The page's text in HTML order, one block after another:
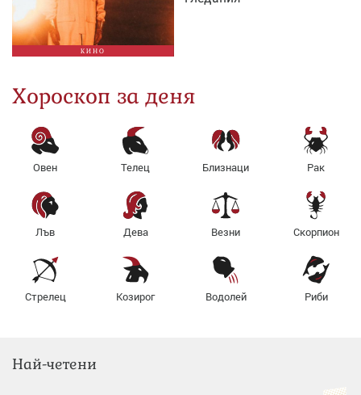
КИНО
Хороскоп за деня
Овен Телец Близнаци Рак
Лъв Дева Везни Скорпион
Стрелец Козирог Водолей Риби
Най-четени